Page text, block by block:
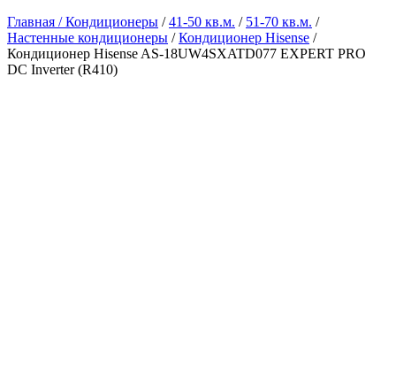
Главная /Кондиционеры /41-50 кв.м. / 51-70 кв.м. /
Настенные кондиционеры /Кондиционер Hisense /
Кондиционер Hisense AS-18UW4SXATD077 EXPERT PRO
DC Inverter (R410)